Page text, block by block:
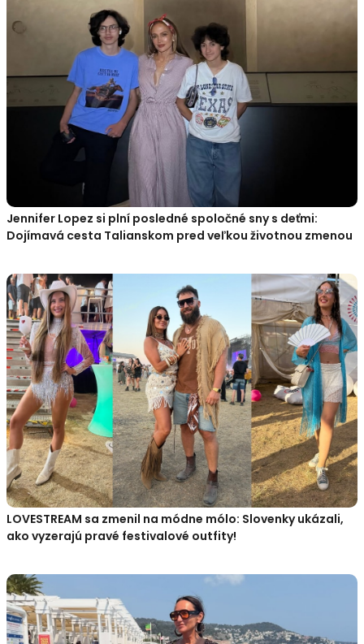
Jennifer Lopez si plní posledné spoločné sny s deťmi:
Dojímavá cesta Talianskom pred veľkou životnou zmenou
LOVESTREAM sa zmenil na módne mólo: Slovenky ukázali,
ako vyzerajú pravé festivalové outfity!